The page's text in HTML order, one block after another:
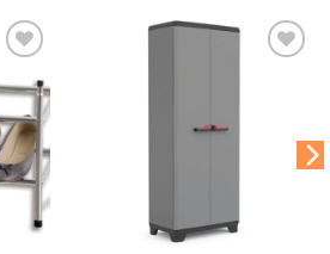
na
želja